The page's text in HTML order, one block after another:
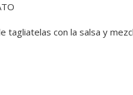
tagliatelas con la salsa y